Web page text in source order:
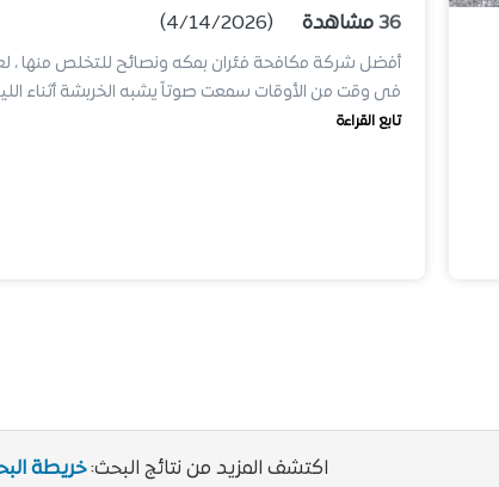
36 مشاهدة (4/14/2026)
أفضل شركة مكافحة فئران بمكه ونصائح للتخلص منها ،
فى وقت من الأوقات سمعت صوتاً يشبه الخربشة أثناء
تابع القراءة
اكتشف المزيد من نتائج البحث:خريطة